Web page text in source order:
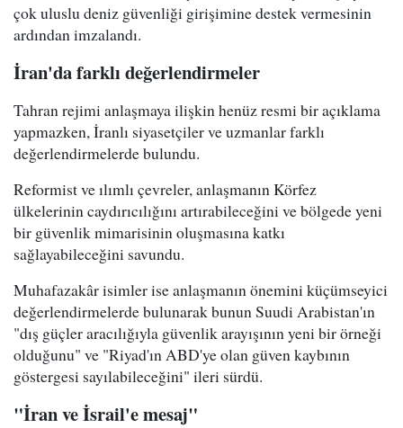
çok uluslu deniz güvenliği girişimine destek vermesinin
ardından imzalandı.
İran'da farklı değerlendirmeler
Tahran rejimi anlaşmaya ilişkin henüz resmi bir açıklama
yapmazken, İranlı siyasetçiler ve uzmanlar farklı
değerlendirmelerde bulundu.
Reformist ve ılımlı çevreler, anlaşmanın Körfez
ülkelerinin caydırıcılığını artırabileceğini ve bölgede yeni
bir güvenlik mimarisinin oluşmasına katkı
sağlayabileceğini savundu.
Muhafazakâr isimler ise anlaşmanın önemini küçümseyici
değerlendirmelerde bulunarak bunun Suudi Arabistan'ın
"dış güçler aracılığıyla güvenlik arayışının yeni bir örneği
olduğunu" ve "Riyad'ın ABD'ye olan güven kaybının
göstergesi sayılabileceğini" ileri sürdü.
"İran ve İsrail'e mesaj"